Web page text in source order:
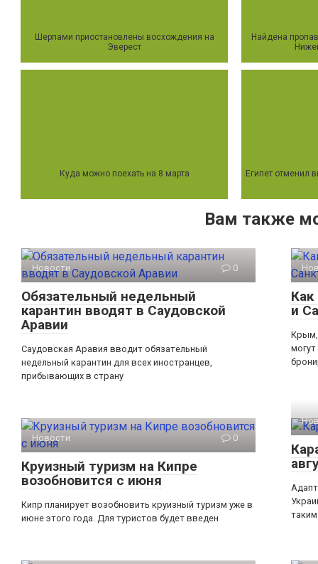
Шерпами приостановлены восхождения на
Эверест
Найдена
Куда можно поехать на 8 марта Египет отменил
Вам также
Новости 0
Обязательный недельный
карантин вводят в Саудовской
Аравии
Саудовская Аравия вводит обязательный
недельный карантин для всех иностранцев,
прибывающих в страну
и
Крым,
Новости 0
Круизный туризм на Кипре
возобновится с июня
Кипр планирует возобновить круизный туризм уже в
июне этого года. Для туристов будет введен